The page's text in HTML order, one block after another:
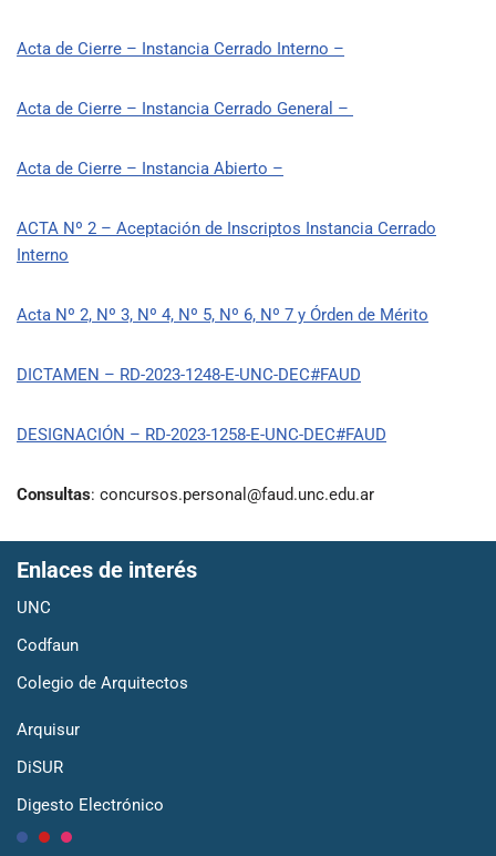
Acta de Cierre – Instancia Cerrado Interno –
Acta de Cierre – Instancia Cerrado General –
Acta de Cierre – Instancia Abierto –
ACTA Nº 2 – Aceptación de Inscriptos Instancia Cerrado
Interno
Acta Nº 2, Nº 3, Nº 4, Nº 5, Nº 6, Nº 7 y Órden de Mérito
DICTAMEN – RD-2023-1248-E-UNC-DEC#FAUD
DESIGNACIÓN – RD-2023-1258-E-UNC-DEC#FAUD
Consultas: concursos.personal@faud.unc.edu.ar
Enlaces de interés
UNC
Codfaun
Colegio de Arquitectos
Arquisur
DiSUR
Digesto Electrónico